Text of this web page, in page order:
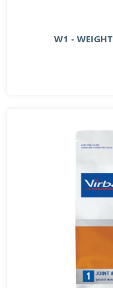
W1 -